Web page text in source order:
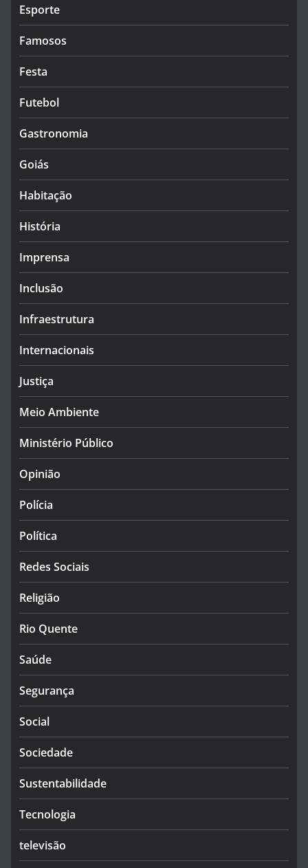
Esporte
Famosos
Festa
Futebol
Gastronomia
Goiás
Habitação
História
Imprensa
Inclusão
Infraestrutura
Internacionais
Justiça
Meio Ambiente
Ministério Público
Opinião
Polícia
Política
Redes Sociais
Religião
Rio Quente
Saúde
Segurança
Social
Sociedade
Sustentabilidade
Tecnologia
televisão